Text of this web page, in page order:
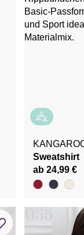
Sweatshirt
ab 24,99 €